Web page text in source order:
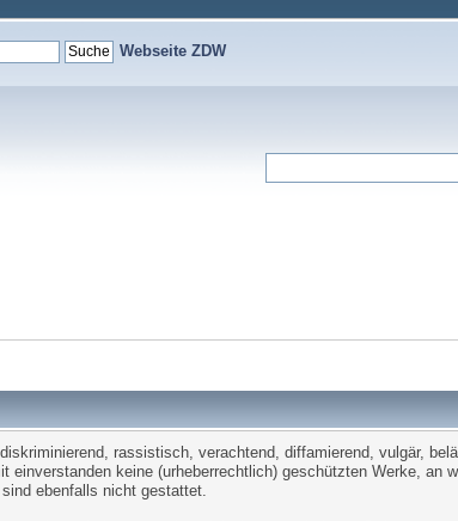
Webseite ZDW
rassistisch, verachtend, diffamierend, vulgär,
keine (urheberrechtlich) geschützten Werke, an
ebenfalls nicht gestattet.